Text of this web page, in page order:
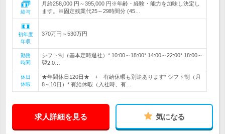
給与
月給258,000 円～395,000 円※年齢・経験・能力を加味し決定し
ます。※固定残業代25～29時間分 (45…
初年度
年収
370万円～530万円
勤務
時間
シフト制（基本定時退社）* 10:00～18:00* 14:00～22:00* 18:00～
翌2:0…
休日
休暇
★年間休日120日★ + 有給休暇も別途あります* シフト制（月
8～10日）* 有給休暇（入社時、有…
求人詳細を見る 気になる